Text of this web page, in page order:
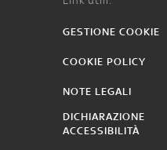
GESTIONE COOKIE
COOKIE POLICY
NOTE LEGALI
DICHIARAZIONE
ACCESSIBILITÀ